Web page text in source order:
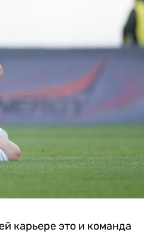
карьере это и команда